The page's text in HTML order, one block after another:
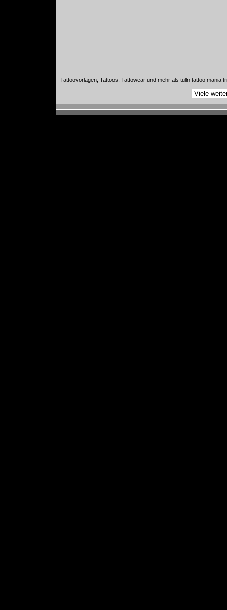
Tattoovorlagen, Tattoos, Tattowear und mehr als tulln tattoo mania